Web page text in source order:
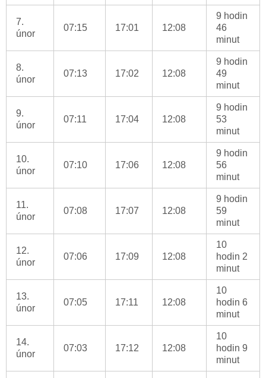
7.
únor
07:15 17:01 12:08
9 hodin
46
minut
8.
únor
07:13 17:02 12:08
9 hodin
49
minut
9.
únor
07:11 17:04 12:08
9 hodin
53
minut
10.
únor
07:10 17:06 12:08
9 hodin
56
minut
11.
únor
07:08 17:07 12:08
9 hodin
59
minut
12.
únor
07:06 17:09 12:08
10
hodin 2
minut
13.
únor
07:05 17:11 12:08
10
hodin 6
minut
14.
únor
07:03 17:12 12:08
10
hodin 9
minut